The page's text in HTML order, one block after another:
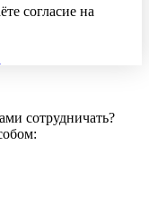
согласие на
сотрудничать?